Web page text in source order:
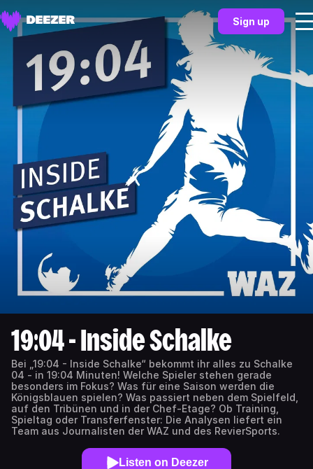
Sign up
19:04 - Inside Schalke
Bei „19:04 - Inside Schalke“ bekommt ihr alles zu Schalke
04 - in 19:04 Minuten! Welche Spieler stehen gerade
besonders im Fokus? Was für eine Saison werden die
Königsblauen spielen? Was passiert neben dem Spielfeld,
auf den Tribünen und in der Chef-Etage? Ob Training,
Spieltag oder Transferfenster: Die Analysen liefert ein
Team aus Journalisten der WAZ und des RevierSports.
Listen on Deezer